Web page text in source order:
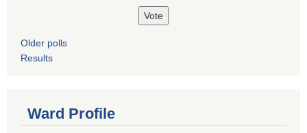
Older polls
Results
Ward Profile